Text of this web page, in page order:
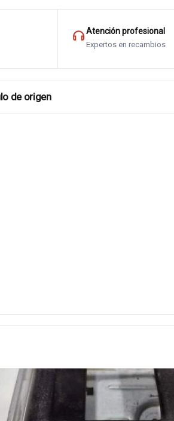
Atención profesional
Expertos en recambios
de origen